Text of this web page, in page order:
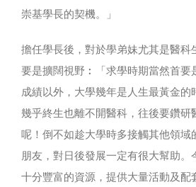
崇基學長的契機。」
擔任學長後，對於學弟妹尤其是醫科
要是擴闊視野︰「求學時期當然首要
成績以外，大學幾年是人生最黃金的
幾乎終生也離不開醫科，往後要鑽研
呢！倒不如趁大學時多接觸其他領域
朋友，對日後發展一定有很大幫助。
十分豐富的資源，提供大量活動及配